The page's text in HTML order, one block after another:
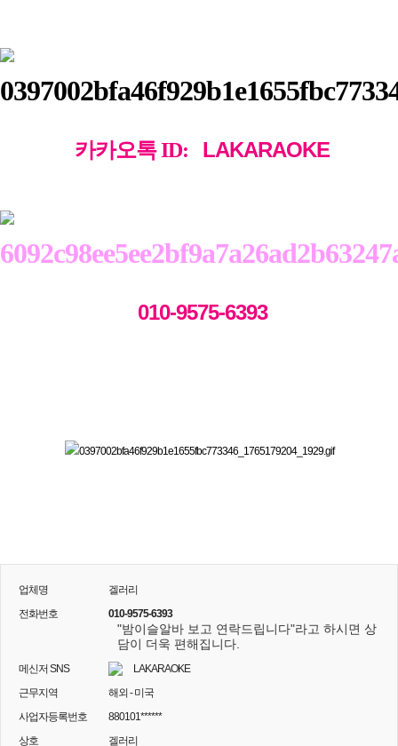
카카오톡ID: LAKARAOKE
010-9575-6393
업체명
겔러리
전화번호
010-9575-6393
"밤이슬알바 보고 연락드립니다"라고 하시면 상
담이 더욱 편해집니다.
메신저 SNS
LAKARAOKE
근무지역
해외 - 미국
사업자등록번호
880101******
상호
겔러리